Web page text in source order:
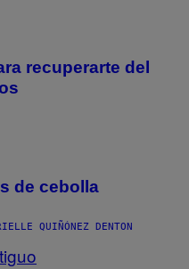
recuperarte del
de cebolla
QUIÑÓNEZ DENTON